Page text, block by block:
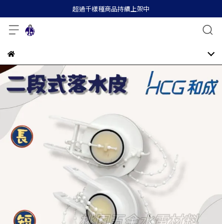
超過千樣種商品持續上架中